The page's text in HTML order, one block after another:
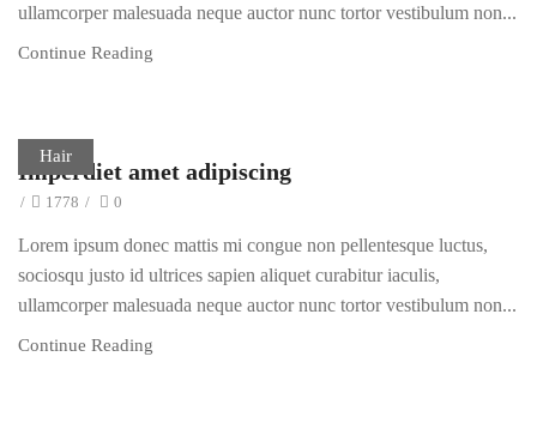
ullamcorper malesuada neque auctor nunc tortor vestibulum non...
Continue Reading
Hair
Imperdiet amet adipiscing
/ 1778 / 0
Lorem ipsum donec mattis mi congue non pellentesque luctus,
sociosqu justo id ultrices sapien aliquet curabitur iaculis,
ullamcorper malesuada neque auctor nunc tortor vestibulum non...
Continue Reading